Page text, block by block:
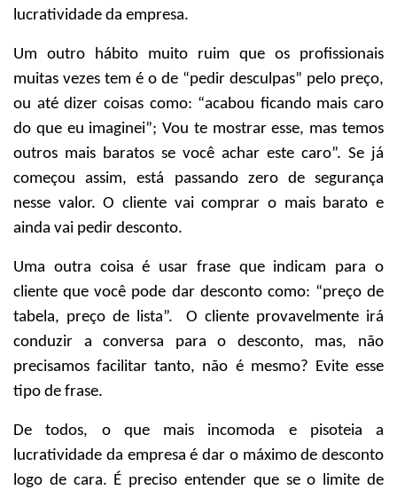
lucratividade da empresa.
Um outro hábito muito ruim que os profissionais
muitas vezes tem é o de “pedir desculpas” pelo preço,
ou até dizer coisas como: “acabou ficando mais caro
do que eu imaginei”; Vou te mostrar esse, mas temos
outros mais baratos se você achar este caro”. Se já
começou assim, está passando zero de segurança
nesse valor. O cliente vai comprar o mais barato e
ainda vai pedir desconto.
Uma outra coisa é usar frase que indicam para o
cliente que você pode dar desconto como: “preço de
tabela, preço de lista”.
O cliente provavelmente irá
conduzir a conversa para o desconto, mas, não
precisamos facilitar tanto, não é mesmo? Evite esse
tipo de frase.
De todos, o que mais incomoda e pisoteia a
lucratividade da empresa é dar o máximo de desconto
logo de cara. É preciso entender que se o limite de